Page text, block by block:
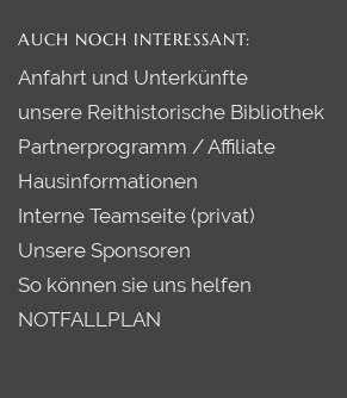
AUCH NOCH INTERESSANT:
Anfahrt und Unterkünfte
unsere Reithistorische Bibliothek
Partnerprogramm / Affiliate
Hausinformationen
Interne Teamseite (privat)
Unsere Sponsoren
So können sie uns helfen
NOTFALLPLAN